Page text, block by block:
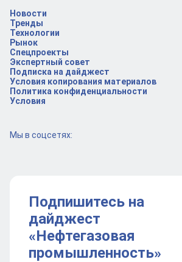
Новости
Тренды
Технологии
Рынок
Спецпроекты
Экспертный совет
Подписка на дайджест
Условия копирования материалов
Политика конфиденциальности
Условия
Мы в соцсетях:
Подпишитесь на
дайджест
«Нефтегазовая
промышленность»